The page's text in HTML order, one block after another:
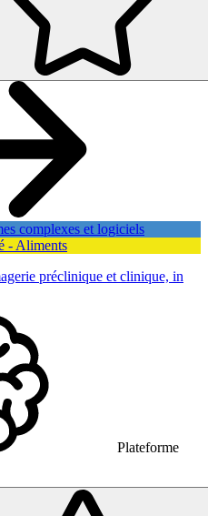
complexes et logiciels
- Aliments
préclinique et clinique, in
Plateforme